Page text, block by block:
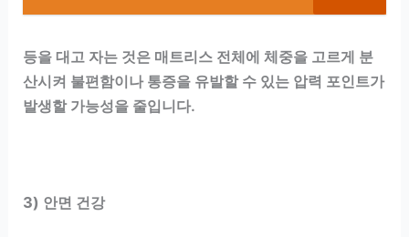
등을 대고 자는 것은 매트리스 전체에 체중을 고르게 분
산시켜 불편함이나 통증을 유발할 수 있는 압력 포인트가
발생할 가능성을 줄입니다.
3) 안면 건강